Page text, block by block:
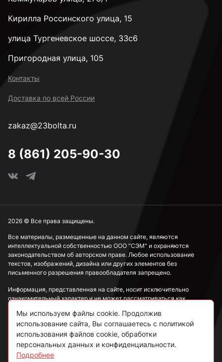
Кирилла Россинского улица, 15
улица Тургеневское шоссе, 33с6
Пригородная улица, 105
Контакты
Доставка по всей России
zakaz@23bolta.ru
8 (861) 205-90-30
Все материалы, размещенные на данном сайте, являются
интеллектуальной собственностью ООО "СЭМ" и охраняются
законодательством об авторском праве. Любое использование
текстов, изображений, дизайна или других элементов без
письменного разрешения правообладателя запрещено.
Информация, представленная на сайте, носит исключительно
ознакомительный характер и не может рассматриваться как
Политика конфиденциальности
Согласие на обработку данных
2026 © Все права защищены.
Мы используем файлы cookie. Продолжив
использование сайта, Вы соглашаетесь с политикой
использования файлов cookie, обработки
персональных данных и конфиденциальности.
Подробнее